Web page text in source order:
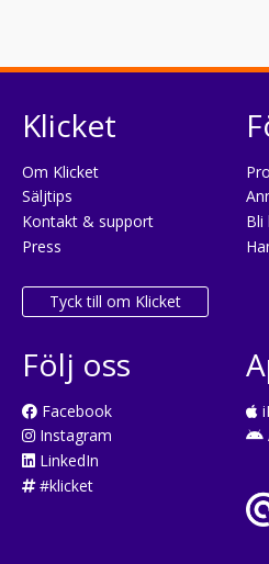
Klicket
Om Klicket
Säljtips
Kontakt & support
Press
Tyck till om Klicket
Bli
Följ oss
Facebook
Instagram
LinkedIn
#klicket